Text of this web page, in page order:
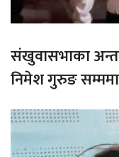
संखुवासभाका
निमेश गुरुङ